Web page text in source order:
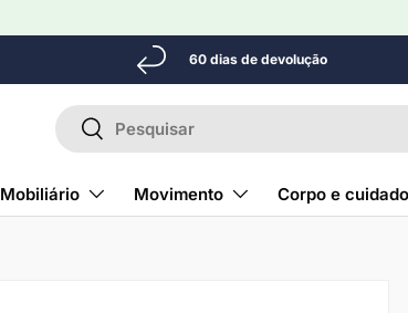
60 dias de devolução
Pesquisar
Pesquisar
Mobiliário Movimento Corpo e